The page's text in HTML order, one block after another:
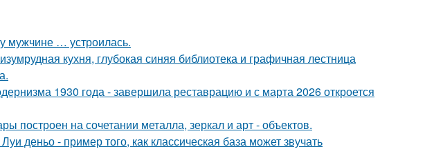
мужчине … устроилась.
кухня, глубокая синяя библиотека и графичная лестница
1930 года - завершила реставрацию и с марта 2026 откроется
построен на сочетании металла, зеркал и арт - объектов.
деньо - пример того, как классическая база может звучать